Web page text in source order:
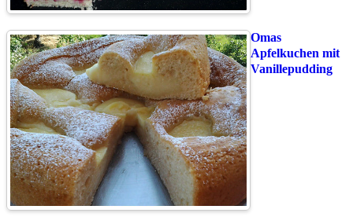
Omas
Apfelkuchen mit
Vanillepudding